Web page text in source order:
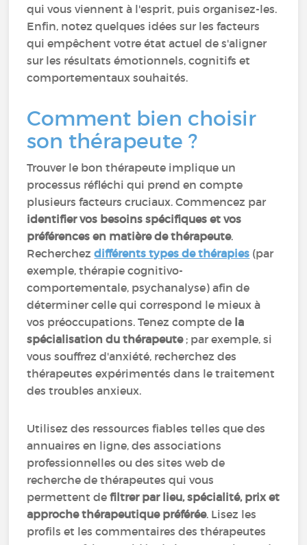
qui vous viennent à l'esprit, puis organisez-les.
Enfin, notez quelques idées sur les facteurs
qui empêchent votre état actuel de s'aligner
sur les résultats émotionnels, cognitifs et
comportementaux souhaités.
Comment bien choisir
son thérapeute ?
Trouver le bon thérapeute implique un
processus réfléchi qui prend en compte
plusieurs facteurs cruciaux. Commencez par
identifier vos besoins spécifiques et vos
préférences en matière de thérapeute.
Recherchezdifférents types de thérapies (par
exemple, thérapie cognitivo-
comportementale, psychanalyse) afin de
déterminer celle qui correspond le mieux à
vos préoccupations. Tenez compte de la
spécialisation du thérapeute; par exemple, si
vous souffrez d'anxiété, recherchez des
thérapeutes expérimentés dans le traitement
des troubles anxieux.
Utilisez des ressources fiables telles que des
annuaires en ligne, des associations
professionnelles ou des sites web de
recherche de thérapeutes qui vous
permettent de filtrer par lieu, spécialité, prix et
approche thérapeutique préférée. Lisez les
profils et les commentaires des thérapeutes